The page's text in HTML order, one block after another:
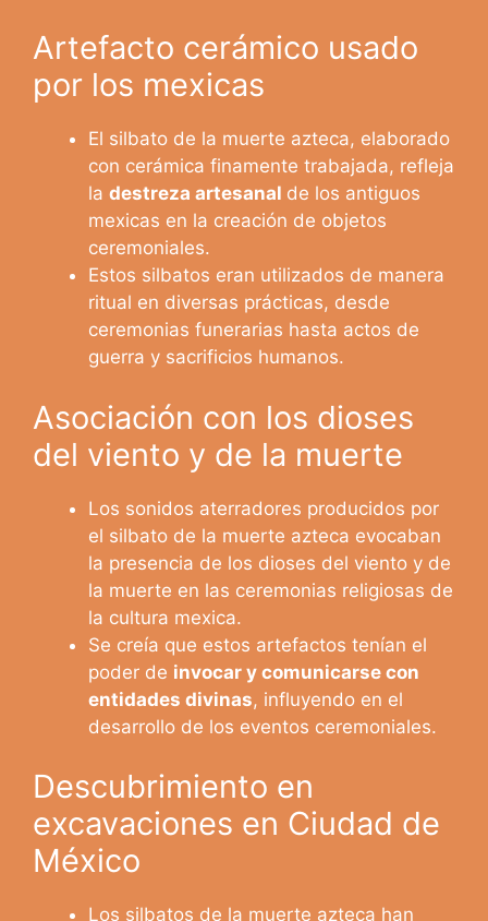
Artefacto cerámico usado
por los mexicas
El silbato de la muerte azteca, elaborado
con cerámica finamente trabajada, refleja
la destreza artesanal de los antiguos
mexicas en la creación de objetos
ceremoniales.
Estos silbatos eran utilizados de manera
ritual en diversas prácticas, desde
ceremonias funerarias hasta actos de
guerra y sacrificios humanos.
Asociación con los dioses
del viento y de la muerte
Los sonidos aterradores producidos por
el silbato de la muerte azteca evocaban
la presencia de los dioses del viento y de
la muerte en las ceremonias religiosas de
la cultura mexica.
Se creía que estos artefactos tenían el
poder de invocar y comunicarse con
entidades divinas, influyendo en el
desarrollo de los eventos ceremoniales.
Descubrimiento en
excavaciones en Ciudad de
México
Los silbatos de la muerte azteca han